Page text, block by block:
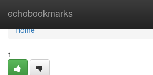
echobookmarks
Home
Home
1